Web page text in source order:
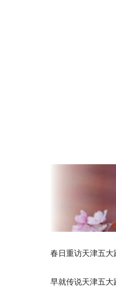
春日重访天津五大
早就传说天津五